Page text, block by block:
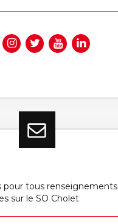
pour tous renseignements
sur le SO Cholet